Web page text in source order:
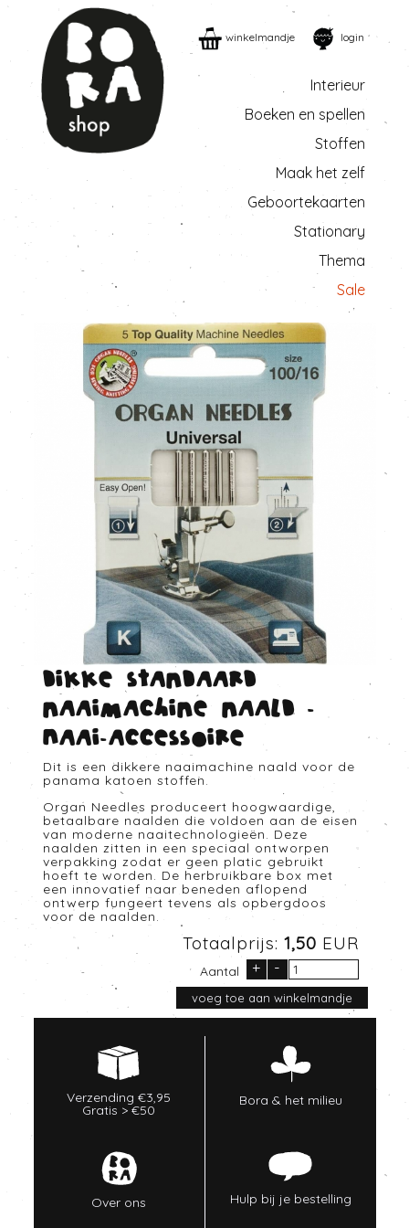
winkelmandje login
Interieur
Boeken en spellen
Stoffen
Maak het zelf
Geboortekaarten
Stationary
Thema
Sale
dikke standaard
naaimachine naald -
Naai-accessoire
Dit is een dikkere naaimachine naald voor de
panama katoen stoffen.
Organ Needles produceert hoogwaardige,
betaalbare naalden die voldoen aan de eisen
van moderne naaitechnologieën. Deze
naalden zitten in een speciaal ontworpen
verpakking zodat er geen platic gebruikt
hoeft te worden. De herbruikbare box met
een innovatief naar beneden aflopend
ontwerp fungeert tevens als opbergdoos
voor de naalden.
Totaalprijs: 1,50 EUR
Aantal + -
Verzending €3,95
Gratis > €50
Bora & het milieu
Over ons Hulp bij je bestelling